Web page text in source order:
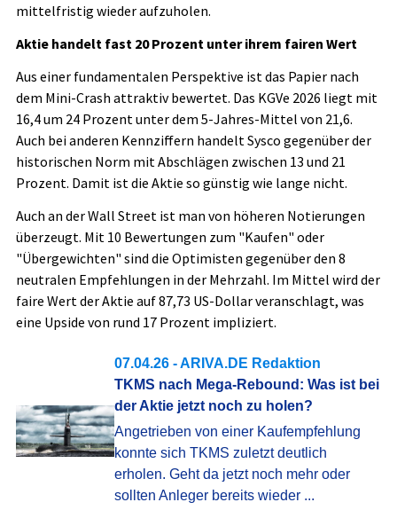
mittelfristig wieder aufzuholen.
Aktie handelt fast 20 Prozent unter ihrem fairen Wert
Aus einer fundamentalen Perspektive ist das Papier nach
dem Mini-Crash attraktiv bewertet. Das KGVe 2026 liegt mit
16,4 um 24 Prozent unter dem 5-Jahres-Mittel von 21,6.
Auch bei anderen Kennziffern handelt Sysco gegenüber der
historischen Norm mit Abschlägen zwischen 13 und 21
Prozent. Damit ist die Aktie so günstig wie lange nicht.
Auch an der Wall Street ist man von höheren Notierungen
überzeugt. Mit 10 Bewertungen zum "Kaufen" oder
"Übergewichten" sind die Optimisten gegenüber den 8
neutralen Empfehlungen in der Mehrzahl. Im Mittel wird der
faire Wert der Aktie auf 87,73 US-Dollar veranschlagt, was
eine Upside von rund 17 Prozent impliziert.
07.04.26 - ARIVA.DE Redaktion
TKMS nach Mega-Rebound: Was ist bei
der Aktie jetzt noch zu holen?
Angetrieben von einer Kaufempfehlung
konnte sich TKMS zuletzt deutlich
erholen. Geht da jetzt noch mehr oder
sollten Anleger bereits wieder ...